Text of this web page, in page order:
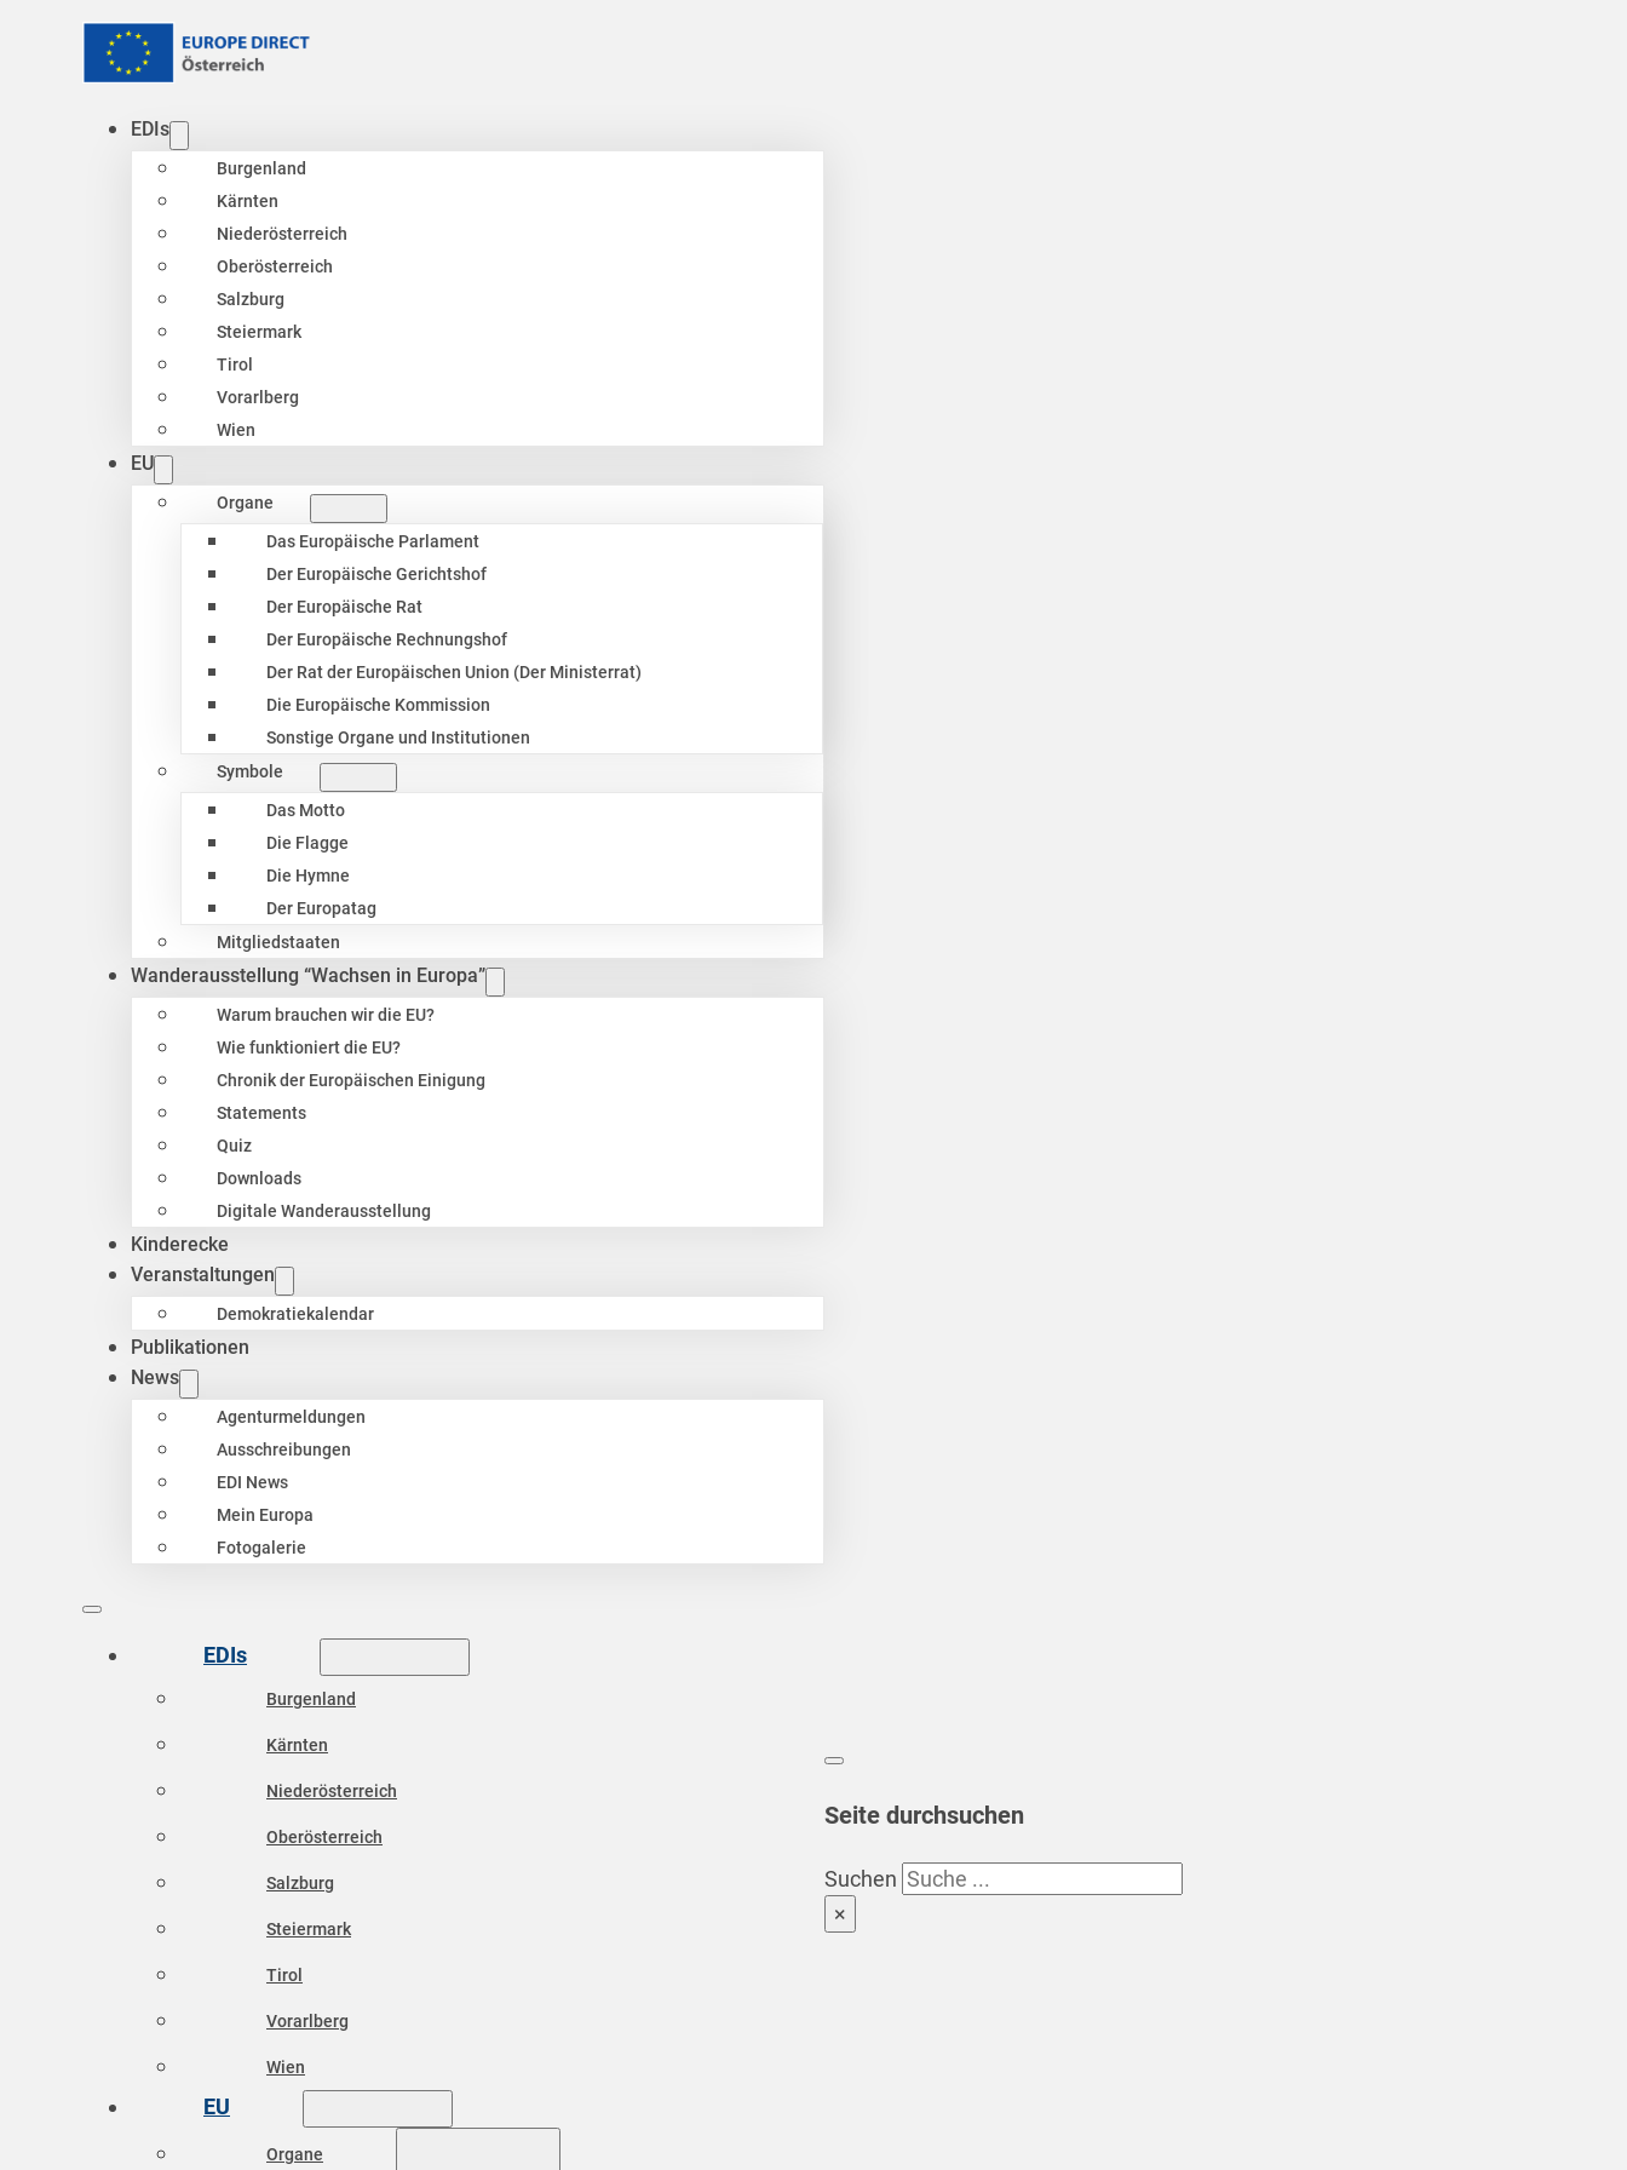
EDIs
Burgenland
Kärnten
Niederösterreich
Oberösterreich
Salzburg
Steiermark
Tirol
Vorarlberg
Wien
EU
Organe
Das Europäische Parlament
Der Europäische Gerichtshof
Der Europäische Rat
Der Europäische Rechnungshof
Der Rat der Europäischen Union (Der Ministerrat)
Die Europäische Kommission
Sonstige Organe und Institutionen
Symbole
Das Motto
Die Flagge
Die Hymne
Der Europatag
Mitgliedstaaten
Wanderausstellung “Wachsen in Europa”
Warum brauchen wir die EU?
Wie funktioniert die EU?
Chronik der Europäischen Einigung
Statements
Quiz
Downloads
Digitale Wanderausstellung
Kinderecke
Veranstaltungen
Demokratiekalendar
Publikationen
News
Agenturmeldungen
Ausschreibungen
EDI News
Mein Europa
Fotogalerie
EDIs
Burgenland
Kärnten
Niederösterreich
Oberösterreich
Salzburg
Steiermark
Tirol
Vorarlberg
Wien
EU
Organe
Seite durchsuchen
Suchen
×